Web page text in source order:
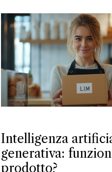
Intelligenza
generativa:
prodotto?